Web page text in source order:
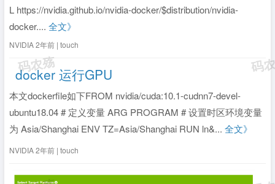
L https://nvidia.github.io/nvidia-docker/$distribution/nvidia-
docker....全文》
NVIDIA2年前 | touch
docker 运行GPU
本文dockerfile如下FROM nvidia/cuda:10.1-cudnn7-devel-
ubuntu18.04 # 定义变量 ARG PROGRAM # 设置时区环境变量
为 Asia/Shanghai ENV TZ=Asia/Shanghai RUN ln&...全文》
NVIDIA2年前 | touch